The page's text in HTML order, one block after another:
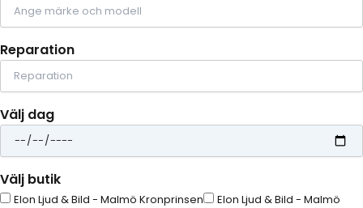
Reparation
Välj dag
Välj butik
Elon Ljud & Bild - Malmö Kronprinsen
Elon Ljud & Bild - Malmö